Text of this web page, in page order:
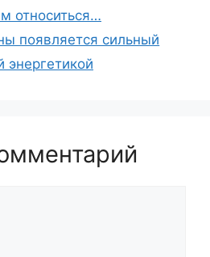
относиться…
появляется сильный